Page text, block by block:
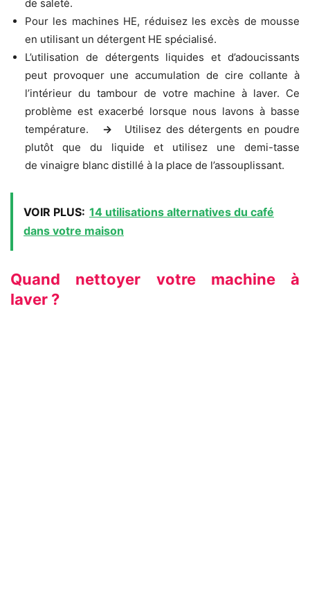
de saleté.
Pour les machines HE, réduisez les excès de mousse
en utilisant un détergent HE spécialisé.
L’utilisation de détergents liquides et d’adoucissants
peut provoquer une accumulation de cire collante à
l’intérieur du tambour de votre machine à laver. Ce
problème est exacerbé lorsque nous lavons à basse
température. -> Utilisez des détergents en poudre
plutôt que du liquide et utilisez une demi-tasse
de vinaigre blanc distillé à la place de l’assouplissant.
VOIR PLUS: 14 utilisations alternatives du café
dans votre maison
Quand nettoyer votre machine à
laver ?